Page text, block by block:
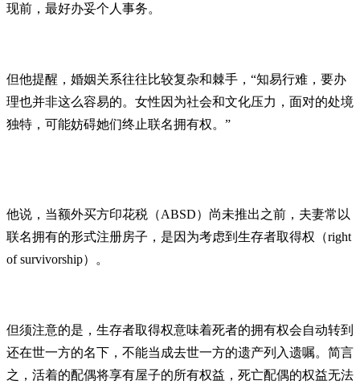
现前，最好办妥个人事务。
但他提醒，婚姻关系往往比较复杂和棘手，“知易行难，要办
理也并非这么容易的。女性因为社会和文化压力，面对的处境
独特，可能妨碍她们终止联名拥有权。”
他说，当额外买方印花税（ABSD）尚未推出之前，夫妻常以
联名拥有的形式注册房子，是因为考虑到生存者取得权（right
of survivorship）。
但须注意的是，生存者取得权意味着死者的拥有权会自动转到
还在世一方的名下，不能当成去世一方的遗产列入遗嘱。简言
之，活着的配偶将享有屋子的所有权益，死亡配偶的权益无法